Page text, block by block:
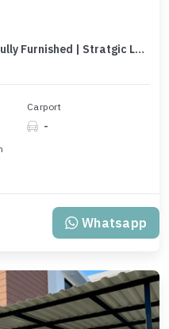
3 Bedrooms | Jimbaran Area | Fully Furnished | Stratgic Locations
Carport
-
Whatsapp